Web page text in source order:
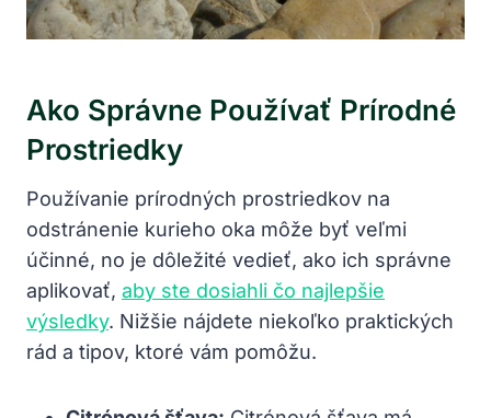
Ako Správne Používať Prírodné
Prostriedky
Používanie prírodných prostriedkov na
odstránenie kurieho oka môže byť veľmi
účinné, no je dôležité vedieť, ako ich správne
aplikovať, aby ste dosiahli čo najlepšie
výsledky. Nižšie nájdete niekoľko praktických
rád a tipov, ktoré vám pomôžu.